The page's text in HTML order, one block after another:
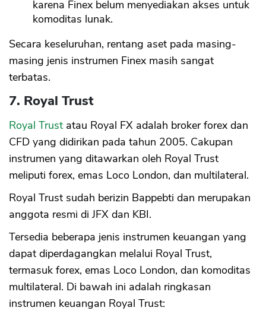
karena Finex belum menyediakan akses untuk
komoditas lunak.
Secara keseluruhan, rentang aset pada masing-
masing jenis instrumen Finex masih sangat
terbatas.
7. Royal Trust
Royal Trust atau Royal FX adalah broker forex dan
CFD yang didirikan pada tahun 2005. Cakupan
instrumen yang ditawarkan oleh Royal Trust
meliputi forex, emas Loco London, dan multilateral.
Royal Trust sudah berizin Bappebti dan merupakan
anggota resmi di JFX dan KBI.
Tersedia beberapa jenis instrumen keuangan yang
dapat diperdagangkan melalui Royal Trust,
termasuk forex, emas Loco London, dan komoditas
multilateral. Di bawah ini adalah ringkasan
instrumen keuangan Royal Trust: